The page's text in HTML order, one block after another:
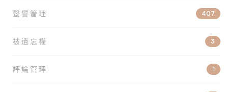
聲譽管理 407
被遺忘權 3
評論管理 1